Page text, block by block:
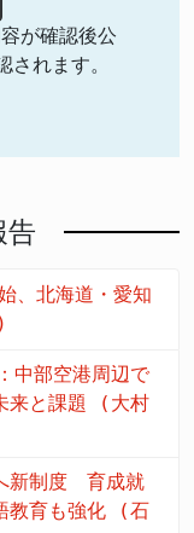
が確認後公
れます。
告
、北海道・愛知
中部空港周辺で
来と課題 (大村
新制度 育成就
教育も強化 (石